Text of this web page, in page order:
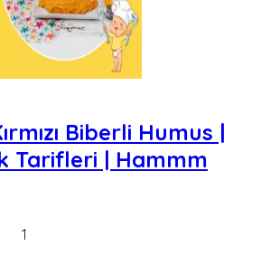
Biberli Humus |
Tarifleri | Hammm
1